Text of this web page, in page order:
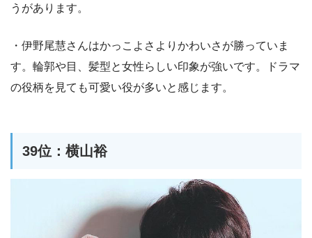
うがあります。
・伊野尾慧さんはかっこよさよりかわいさが勝っていま
す。輪郭や目、髪型と女性らしい印象が強いです。ドラマ
の役柄を見ても可愛い役が多いと感じます。
39位：横山裕